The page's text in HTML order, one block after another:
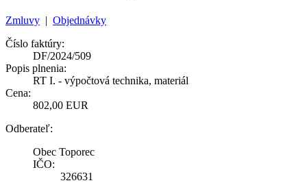
Zmluvy | Objednávky
Číslo faktúry:
DF/2024/509
Popis plnenia:
RT I. - výpočtová technika, materiál
Cena:
802,00 EUR
Odberateľ:
Obec Toporec
IČO:
326631